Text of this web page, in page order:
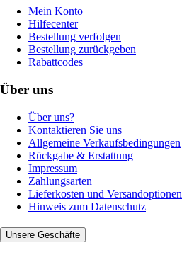
Mein Konto
Hilfecenter
Bestellung verfolgen
Bestellung zurückgeben
Rabattcodes
Über uns
Über uns?
Kontaktieren Sie uns
Allgemeine Verkaufsbedingungen
Rückgabe & Erstattung
Impressum
Zahlungsarten
Lieferkosten und Versandoptionen
Hinweis zum Datenschutz
Unsere Geschäfte